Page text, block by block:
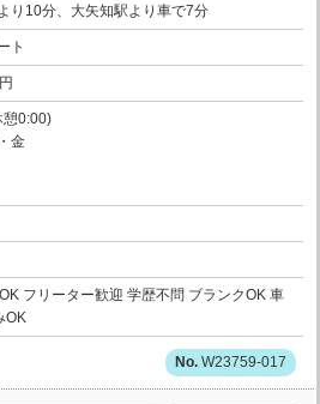
り10分、大矢知駅より車で7分
ト
憩0:00)
金
フリーター歓迎 学歴不問 ブランクOK 車
OK
W23759-017